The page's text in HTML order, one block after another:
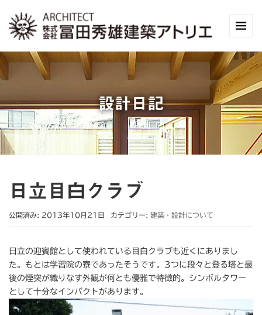
設計日記
日立目白クラブ
公開済み: 2013年10月21日 カテゴリー: 建築・設計について
日立の迎賓館として使われている目白クラブも近くにありまし
た。もとは学習院の寮であったそうです。3つに段々と登る塔と最
後の煙突が織りなす外観が何とも優雅で特徴的。シンボルタワー
として十分なインパクトがあります。